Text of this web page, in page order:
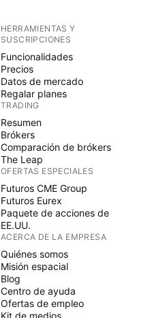
HERRAMIENTAS Y
SUSCRIPCIONES
Funcionalidades
Precios
Datos de mercado
Regalar planes
TRADING
Resumen
Brókers
Comparación de brókers
The Leap
OFERTAS ESPECIALES
Futuros CME Group
Futuros Eurex
Paquete de acciones de
EE.UU.
ACERCA DE LA EMPRESA
Quiénes somos
Misión espacial
Blog
Centro de ayuda
Ofertas de empleo
Kit de medios